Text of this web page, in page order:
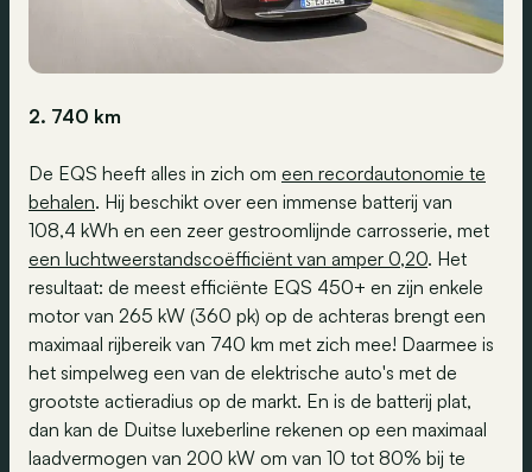
2. 740 km
De EQS heeft alles in zich om een recordautonomie te
behalen. Hij beschikt over een immense batterij van
108,4 kWh en een zeer gestroomlijnde carrosserie, met
een luchtweerstandscoëfficiënt van amper 0,20. Het
resultaat: de meest efficiënte EQS 450+ en zijn enkele
motor van 265 kW (360 pk) op de achteras brengt een
maximaal rijbereik van 740 km met zich mee! Daarmee is
het simpelweg een van de elektrische auto's met de
grootste actieradius op de markt. En is de batterij plat,
dan kan de Duitse luxeberline rekenen op een maximaal
laadvermogen van 200 kW om van 10 tot 80% bij te